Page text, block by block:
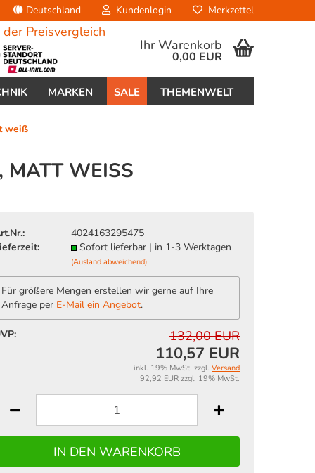
Deutschland Kundenlogin
vergessen?
Merkzettel
Ihr Warenkorb
0,00 EUR
MARKEN SALE THEMENWELT
weiß
WEISS
4024163295475
Sofort lieferbar | in 1-3 Werktagen
(Ausland abweichend)
Für größere Mengen erstellen wir gerne auf Ihre
Anfrage per E-Mail ein Angebot.
132,00 EUR
110,57 EUR
inkl. 19% MwSt. zzgl. Versand
92,92 EUR zzgl. 19% MwSt.